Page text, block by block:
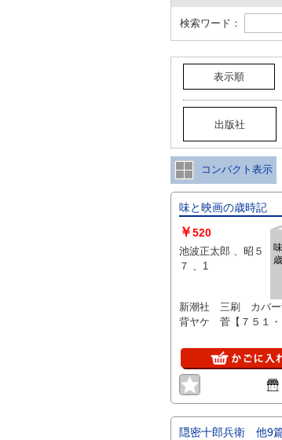
検索ワード：
表示順
出版社
コンパクト表示
味と映画の歳時記
￥520
池波正太郎 、昭５
７ 、1
新潮社 三刷 カバ
背ヤケ 菅【７５１・
隠密十郎兵衛 他9